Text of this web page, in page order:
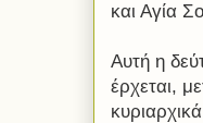
και Αγία
Αυτή η
έρχεται,